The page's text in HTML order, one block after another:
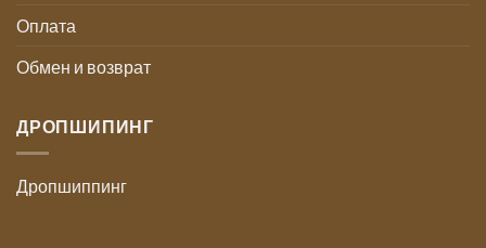
Оплата
Обмен и возврат
ДРОПШИПИНГ
Дропшиппинг